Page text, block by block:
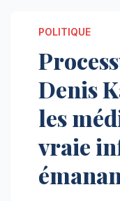
POLITIQUE
Denis
les
vraie